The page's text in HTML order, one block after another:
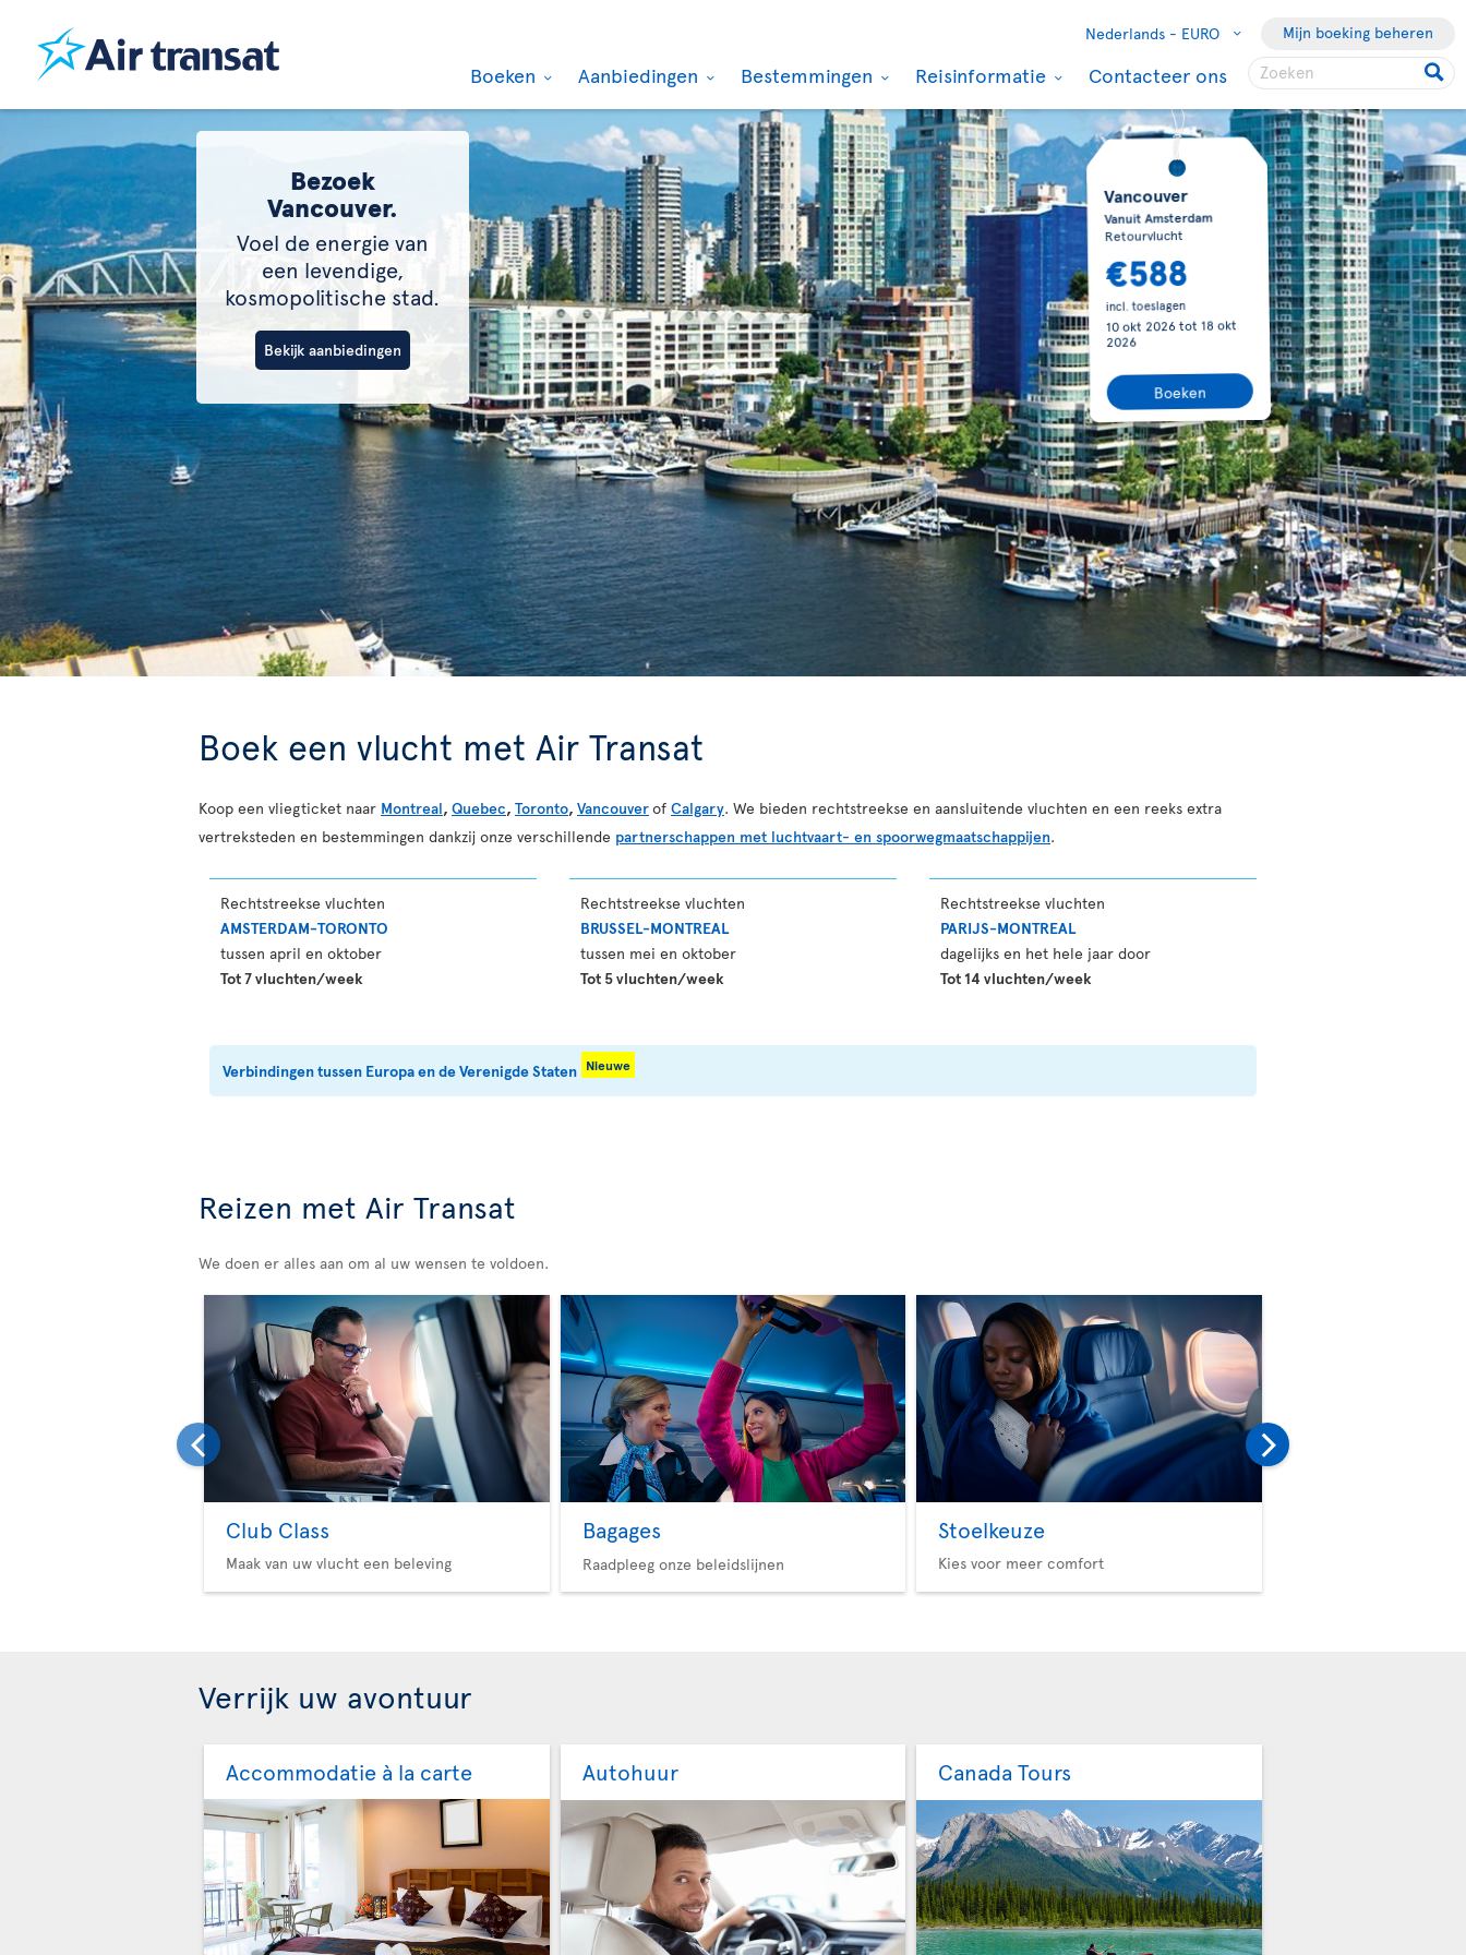
Nederlands - EURO Mijn boeking beheren
Boeken Aanbiedingen Bestemmingen Reisinformatie Contacteer ons
Bezoek
Vancouver.
Voel de energie van
een levendige,
kosmopolitische stad.
Bekijk aanbiedingen
Vancouver
Vanuit Amsterdam
Retourvlucht
€588
incl. toeslagen
10 okt 2026tot 18 okt
2026
Boeken
Boek een vlucht met Air Transat
Koop een vliegticket naar Montreal, Quebec, Toronto, Vancouverof Calgary. We bieden rechtstreekse en aansluitende vluchten en een reeks extra
vertreksteden en bestemmingen dankzij onze verschillende partnerschappen met luchtvaart- en spoorwegmaatschappijen.
Rechtstreekse vluchten
AMSTERDAM-TORONTO
tussen april en oktober
Tot 7 vluchten/week
Rechtstreekse vluchten
BRUSSEL-MONTREAL
tussen mei en oktober
Tot 5 vluchten/week
Rechtstreekse vluchten
PARIJS-MONTREAL
dagelijks en het hele jaar door
Tot 14 vluchten/week
Verbindingen tussen Europa en de Verenigde Staten Nieuwe
Reizen met Air Transat
We doen er alles aan om al uw wensen te voldoen.
Club Class
Maak van uw vlucht een beleving
Bagages
Raadpleeg onze beleidslijnen
Stoelkeuze
Kies voor meer comfort
Verrijk uw avontuur
Accommodatie à la carte Autohuur Canada Tours